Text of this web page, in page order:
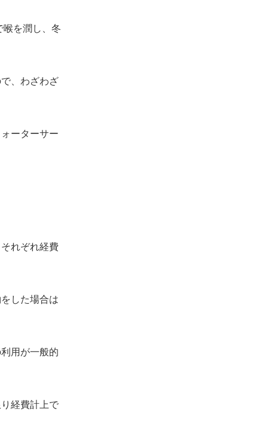
喉を潤し、冬
、わざわざ
ーターサー
れぞれ経費
した場合は
用が一般的
経費計上で